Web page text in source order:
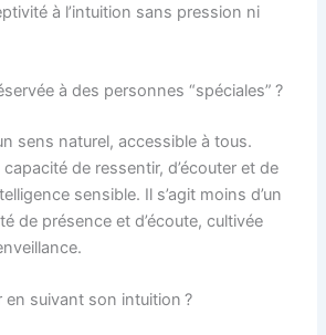
à l’intuition sans pression ni
à des personnes “spéciales” ?
sens naturel, accessible à tous.
de ressentir, d’écouter et de
sensible. Il s’agit moins d’un
de présence et d’écoute, cultivée
suivant son intuition ?